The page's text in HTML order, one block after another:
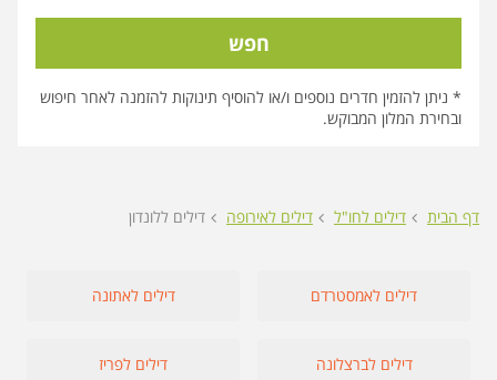
חפש
* ניתן להזמין חדרים נוספים ו/או להוסיף תינוקות להזמנה לאחר חיפוש
ובחירת המלון המבוקש.
דף הבית דילים לחו"ל דילים לאירופה דילים ללונדון
דילים לאמסטרדם דילים לאתונה
דילים לברצלונה דילים לפריז